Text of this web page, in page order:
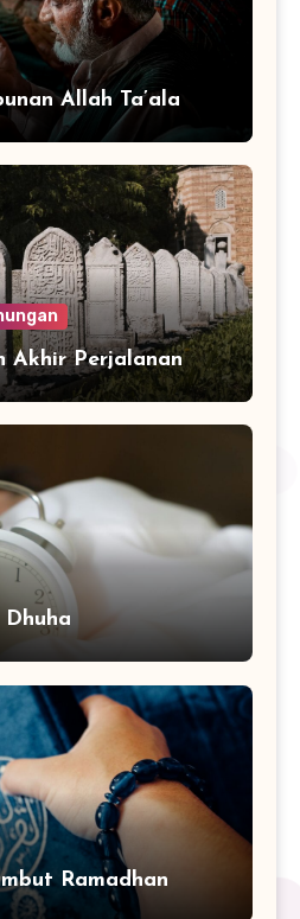
Allah Ta’ala
Akhir Perjalanan
Ramadhan